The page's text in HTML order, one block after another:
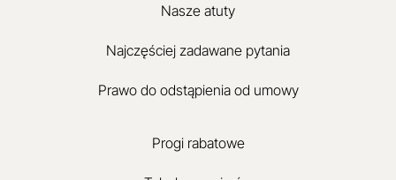
Nasze atuty
Najczęściej zadawane pytania
Prawo do odstąpienia od umowy
Progi rabatowe